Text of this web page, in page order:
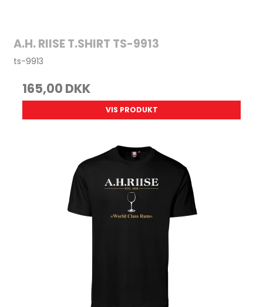
A.H. RIISE T.SHIRT TS-9913
ts-9913
165,00 DKK
VIS PRODUKT